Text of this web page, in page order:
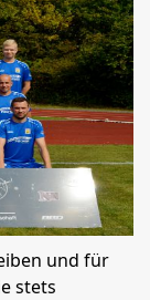
und für
stets